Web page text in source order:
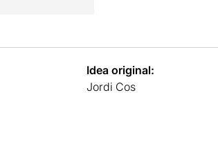
Idea original:
Jordi Cos